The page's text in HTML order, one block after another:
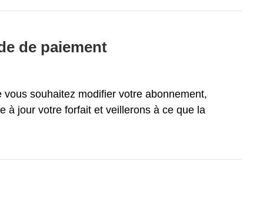
de paiement
souhaitez modifier votre abonnement,
à jour votre forfait et veillerons à ce que la